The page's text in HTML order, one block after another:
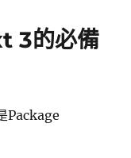
3的必備
Package